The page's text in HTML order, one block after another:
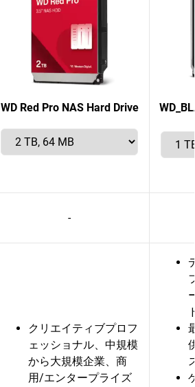
WD Red Pro NAS Hard Drive
-
クリエイティブプロフ
ェッショナル、中規模
から大規模企業、商
用/エンタープライズ